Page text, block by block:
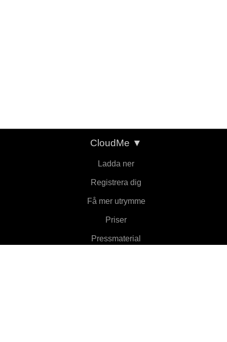
CloudMe ▼
Ladda ner
Registrera dig
Få mer utrymme
Priser
Pressmaterial